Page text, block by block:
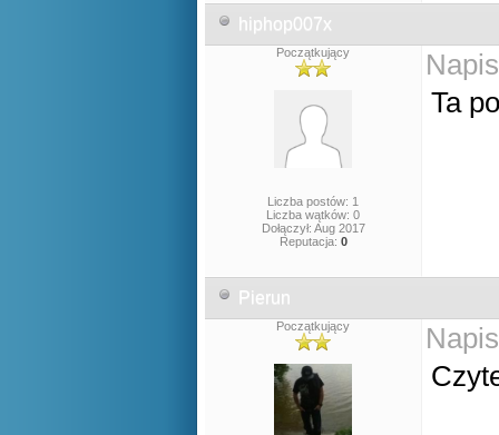
hiphop007x
Początkujący
Liczba postów: 1
Liczba wątków: 0
Dołączył: Aug 2017
Reputacja: 0
Ta
Pierun
Początkujący